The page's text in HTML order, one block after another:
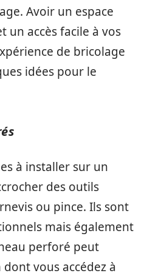
Avoir un espace
un accès facile à vos
de bricolage
idées pour le
à installer sur un
des outils
ou pince. Ils sont
mais également
perforé peut
vous accédez à